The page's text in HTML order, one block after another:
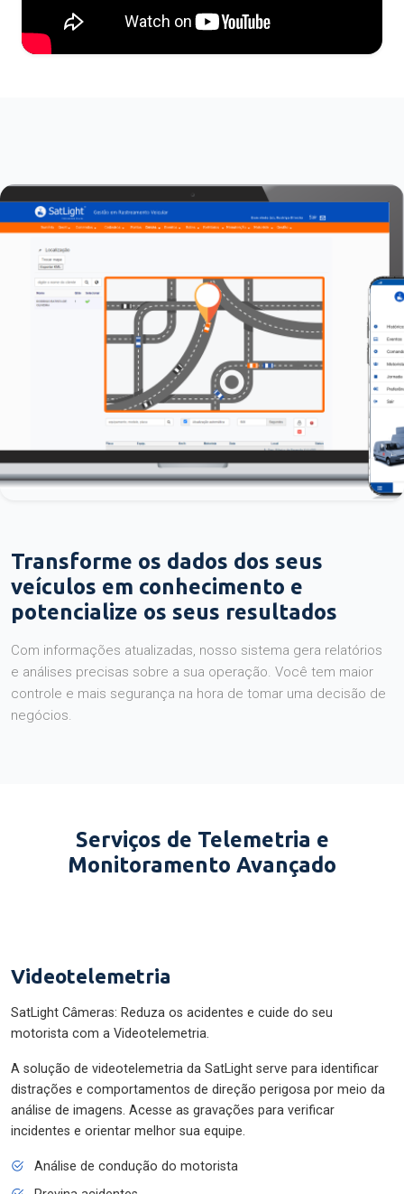
Transforme os dados dos seus
veículos em conhecimento e
potencialize os seus resultados
Com informações atualizadas, nosso sistema gera relatórios
e análises precisas sobre a sua operação. Você tem maior
controle e mais segurança na hora de tomar uma decisão de
negócios.
Serviços de Telemetria e
Monitoramento Avançado
Videotelemetria
SatLight Câmeras: Reduza os acidentes e cuide do seu
motorista com a Videotelemetria.
A solução de videotelemetria da SatLight serve para identificar
distrações e comportamentos de direção perigosa por meio da
análise de imagens. Acesse as gravações para verificar
incidentes e orientar melhor sua equipe.
Análise de condução do motorista